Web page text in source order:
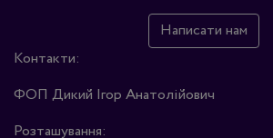
Написати нам
Контакти:
ФОП Дикий Ігор Анатолійович
Розташування: